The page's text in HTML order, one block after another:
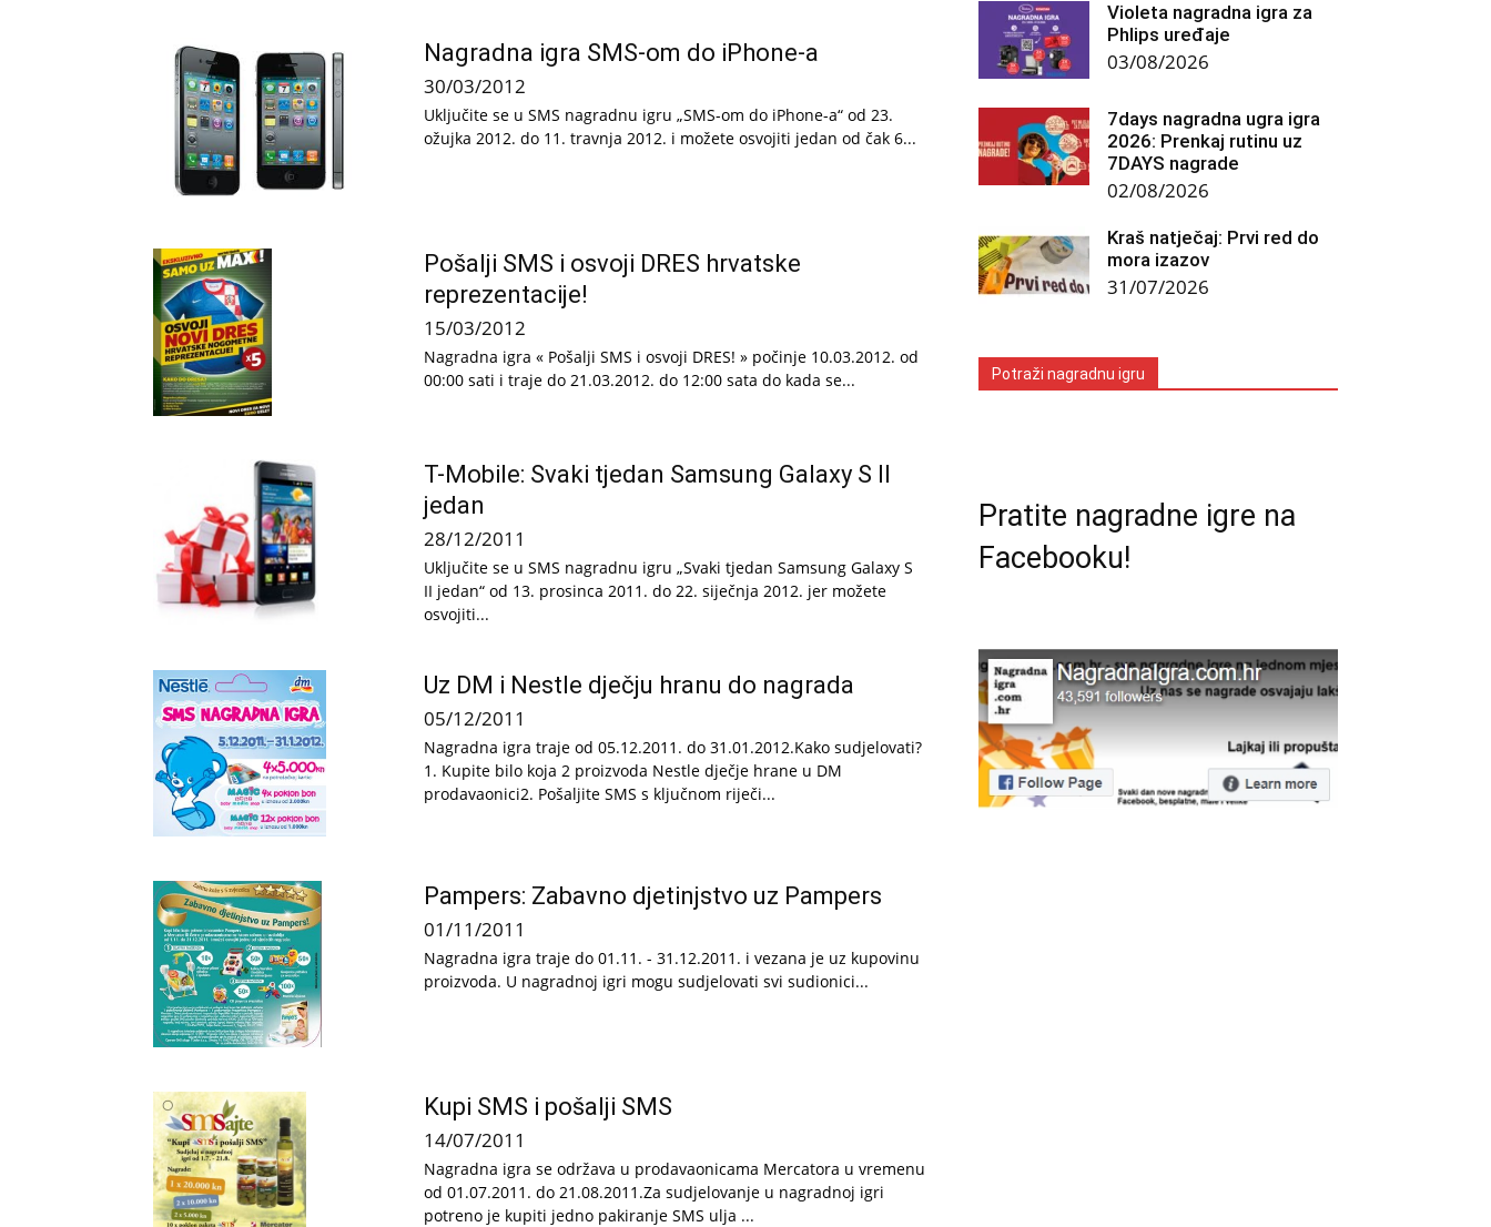
Nagradna igra SMS-om do iPhone-a
30/03/2012
Uključite se u SMS nagradnu igru „SMS-om do iPhone-a“ od 23.
ožujka 2012. do 11. travnja 2012. i možete osvojiti jedan od čak 6...
Pošalji SMS i osvoji DRES hrvatske
reprezentacije!
15/03/2012
Nagradna igra « Pošalji SMS i osvoji DRES! » počinje 10.03.2012. od
00:00 sati i traje do 21.03.2012. do 12:00 sata do kada se...
T-Mobile: Svaki tjedan Samsung Galaxy S II
jedan
28/12/2011
Uključite se u SMS nagradnu igru „Svaki tjedan Samsung Galaxy S
II jedan“ od 13. prosinca 2011. do 22. siječnja 2012. jer možete
osvojiti...
Uz DM i Nestle dječju hranu do nagrada
05/12/2011
Nagradna igra traje od 05.12.2011. do 31.01.2012.Kako sudjelovati?
1. Kupite bilo koja 2 proizvoda Nestle dječje hrane u DM
prodavaonici2. Pošaljite SMS s ključnom riječi...
Pampers: Zabavno djetinjstvo uz Pampers
01/11/2011
Nagradna igra traje do 01.11. - 31.12.2011. i vezana je uz kupovinu
proizvoda. U nagradnoj igri mogu sudjelovati svi sudionici...
Kupi SMS i pošalji SMS
14/07/2011
Nagradna igra se održava u prodavaonicama Mercatora u vremenu
od 01.07.2011. do 21.08.2011.Za sudjelovanje u nagradnoj igri
potreno je kupiti jedno pakiranje SMS ulja ...
Violeta nagradna igra za
Phlips uređaje
03/08/2026
7days nagradna ugra igra
2026: Prenkaj rutinu uz
7DAYS nagrade
02/08/2026
Kraš natječaj: Prvi red do
mora izazov
31/07/2026
Potraži nagradnu igru
Pratite nagradne igre na
Facebooku!